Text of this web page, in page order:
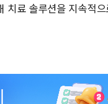
치료 솔루션을 지속적